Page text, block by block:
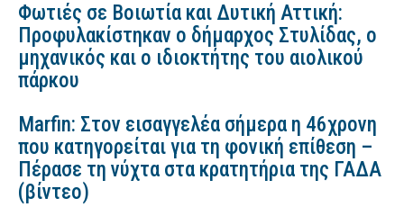
Φωτιές σε Βοιωτία και Δυτική Αττική:
Προφυλακίστηκαν ο δήμαρχος Στυλίδας, ο
μηχανικός και ο ιδιοκτήτης του αιολικού
πάρκου
Marfin: Στον εισαγγελέα σήμερα η 46χρονη
που κατηγορείται για τη φονική επίθεση –
Πέρασε τη νύχτα στα κρατητήρια της ΓΑΔΑ
(βίντεο)